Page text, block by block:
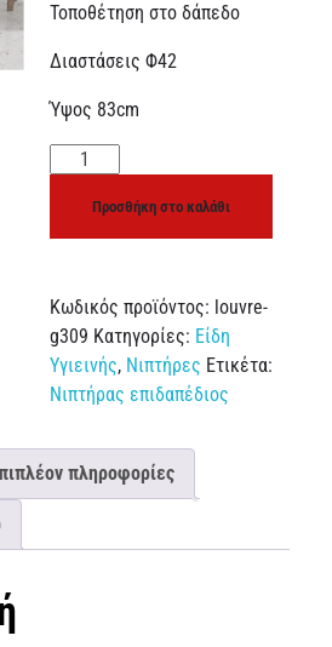
Τοποθέτηση στο δάπεδο
Διαστάσεις Φ42
Ύψος 83cm
Προσθήκη στο καλάθι
Κωδικός προϊόντος: louvre-
g309 Κατηγορίες: Είδη
Υγιεινής, Νιπτήρες Ετικέτα:
Νιπτήρας επιδαπέδιος
πληροφορίες